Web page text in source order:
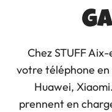
Chez STUFF
votre téléphone en
Huawei,
prennent en